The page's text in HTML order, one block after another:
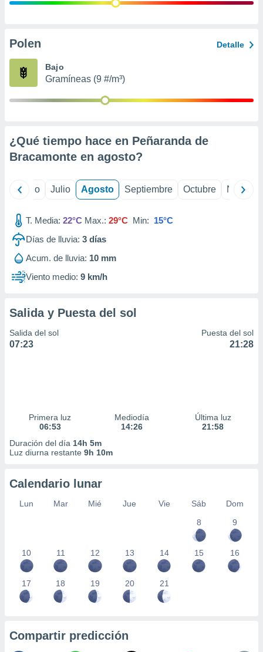
publicidad
de
Polen Detalle
Bajo
Gramíneas (9 #/m³)
¿Qué tiempo hace en Peñaranda de
Bracamonte en agosto?
Junio Julio Agosto Septiembre Octubre
T. Media: 22°C Max.: 29°C Min: 15°C
Días de lluvia: 3 días
Acum. de lluvia: 10 mm
Viento medio: 9 km/h
Salida y Puesta del sol
Salida del sol
07:23
Puesta del sol
21:28
Primera luz
06:53
Mediodía
14:26
Última luz
21:58
Duración del día 14h 5m
Luz diurna restante 9h 10m
Calendario lunar
Lun Mar Mié Jue Vie Sáb
Dom
8
9
10 11 12 13 14 15 16
17 18 19 20 21
Compartir predicción